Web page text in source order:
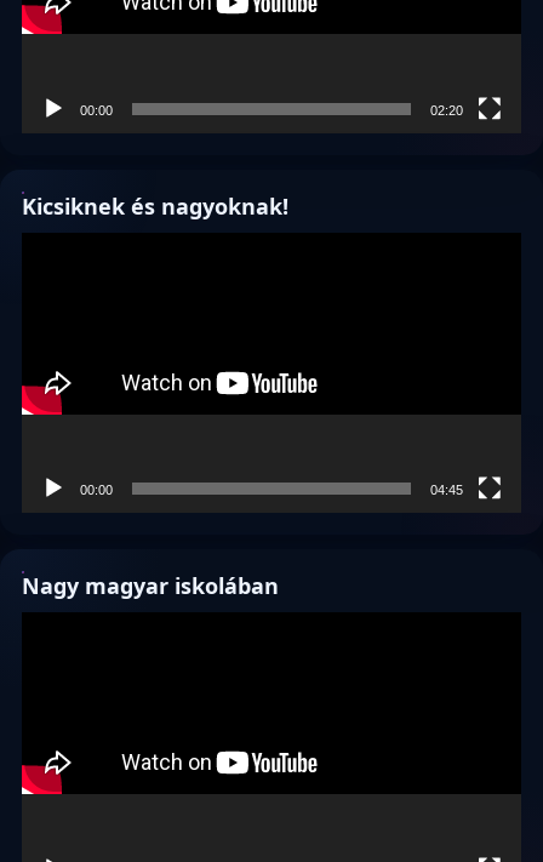
00:00 02:20
Kicsiknek és nagyoknak!
00:00 04:45
Nagy magyar iskolában